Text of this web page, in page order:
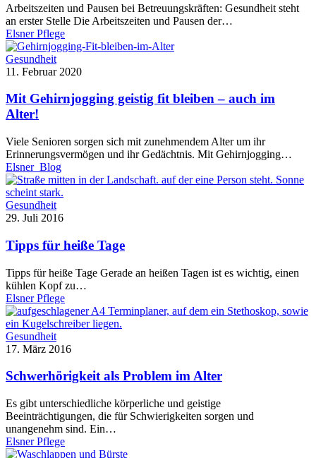
Arbeitszeiten und Pausen bei Betreuungskräften: Gesundheit steht
an erster Stelle Die Arbeitszeiten und Pausen der…
Elsner Pflege
Gesundheit
11. Februar 2020
Mit Gehirnjogging geistig fit bleiben – auch im
Alter!
Viele Senioren sorgen sich mit zunehmendem Alter um ihr
Erinnerungsvermögen und ihr Gedächtnis. Mit Gehirnjogging…
Elsner_Blog
Gesundheit
29. Juli 2016
Tipps für heiße Tage
Tipps für heiße Tage Gerade an heißen Tagen ist es wichtig, einen
kühlen Kopf zu…
Elsner Pflege
Gesundheit
17. März 2016
Schwerhörigkeit als Problem im Alter
Es gibt unterschiedliche körperliche und geistige
Beeinträchtigungen, die für Schwierigkeiten sorgen und
unangenehm sind. Ein…
Elsner Pflege